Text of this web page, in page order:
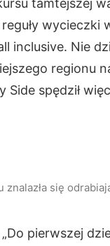
wycieczki
inclusive. Nie
regionu
Side spędził
się
„Do pierwszej